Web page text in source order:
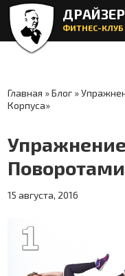
- Блог фитнес-клуба
ДРАЙЗЕР
ФИТНЕС-КЛУБ
Главная »Блог »
Корпуса»
15 августа, 2016